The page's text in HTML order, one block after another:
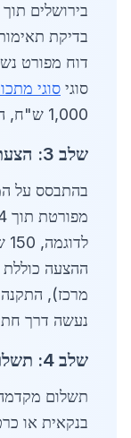
בדיקת
דוח מפורט
סוגי סוגי
1,000 ש"ח, הניתנת לקיזוז בהזמנה.
שלב 3: הצעת מחיר והסכמה
בהתבסס על
ההצעה כוללת
מרכז), התקנה
נעשה דרך
שלב 4: תשלום ראשוני והזמנה
בנקאית או